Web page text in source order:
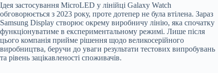
Ідея застосування MicroLED у лінійці Galaxy Watch
обговорюється з 2023 року, проте дотепер не була втілена. Зараз
Samsung Display створює окрему виробничу лінію, яка спочатку
функціонуватиме в експериментальному режимі. Лише після
цього компанія прийме рішення щодо великосерійного
виробництва, беручи до уваги результати тестових випробувань
та рівень зацікавленості споживачів.